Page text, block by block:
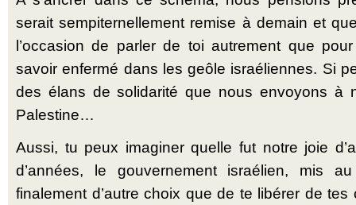
serait sempiternellement remise à demain et
l’occasion de parler de toi autrement que
savoir enfermé dans les geôle israéliennes. Si
des élans de solidarité que nous envoyons à
Palestine…
Aussi, tu peux imaginer quelle fut notre joie
d’années, le gouvernement israélien, mis
finalement d’autre choix que de te libérer de